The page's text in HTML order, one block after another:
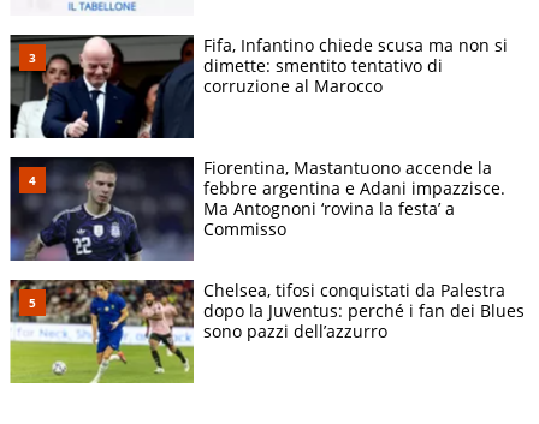
Fifa, Infantino chiede scusa ma non si
dimette: smentito tentativo di
corruzione al Marocco
Fiorentina, Mastantuono accende la
febbre argentina e Adani impazzisce.
Ma Antognoni ‘rovina la festa’ a
Commisso
Chelsea, tifosi conquistati da Palestra
dopo la Juventus: perché i fan dei Blues
sono pazzi dell’azzurro